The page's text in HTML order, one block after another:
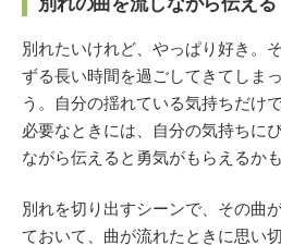
別れたいけれど、やっぱり好き。
ずる長い時間を過ごしてきてしま
う。自分の揺れている気持ちだけ
必要なときには、自分の気持ちに
ながら伝えると勇気がもらえるか
別れを切り出すシーンで、その曲
ておいて、曲が流れたときに思い